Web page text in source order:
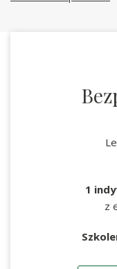
1
z